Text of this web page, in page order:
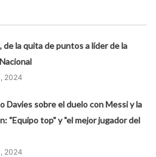
de la quita de puntos a líder de la
2024
Davies sobre el duelo con Messi y la
"Equipo top" y "el mejor jugador del
2024